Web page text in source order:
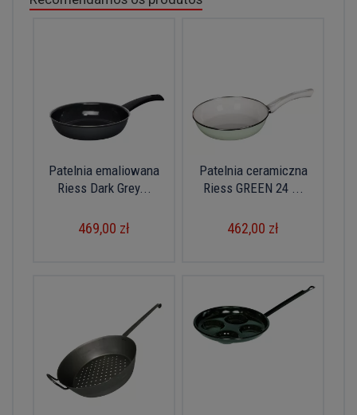
Patelnia emaliowana
Riess Dark Grey...
469,00 zł
Patelnia ceramiczna
Riess GREEN 24 ...
462,00 zł